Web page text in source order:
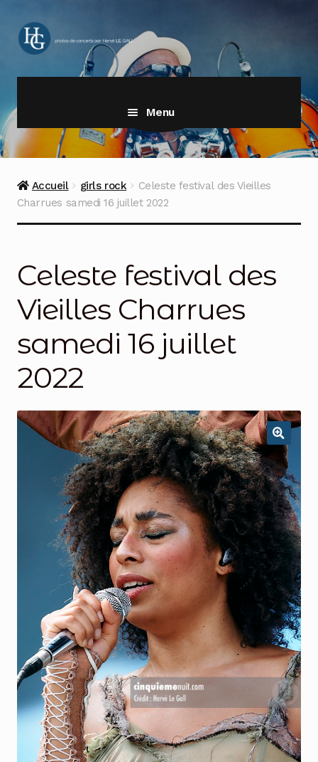
à
la
au
contenu
Menu
Accueil girls rock
Celeste festival des Vieilles
Charrues samedi 16 juillet 2022
Celeste festival des
Vieilles Charrues
samedi 16 juillet
2022